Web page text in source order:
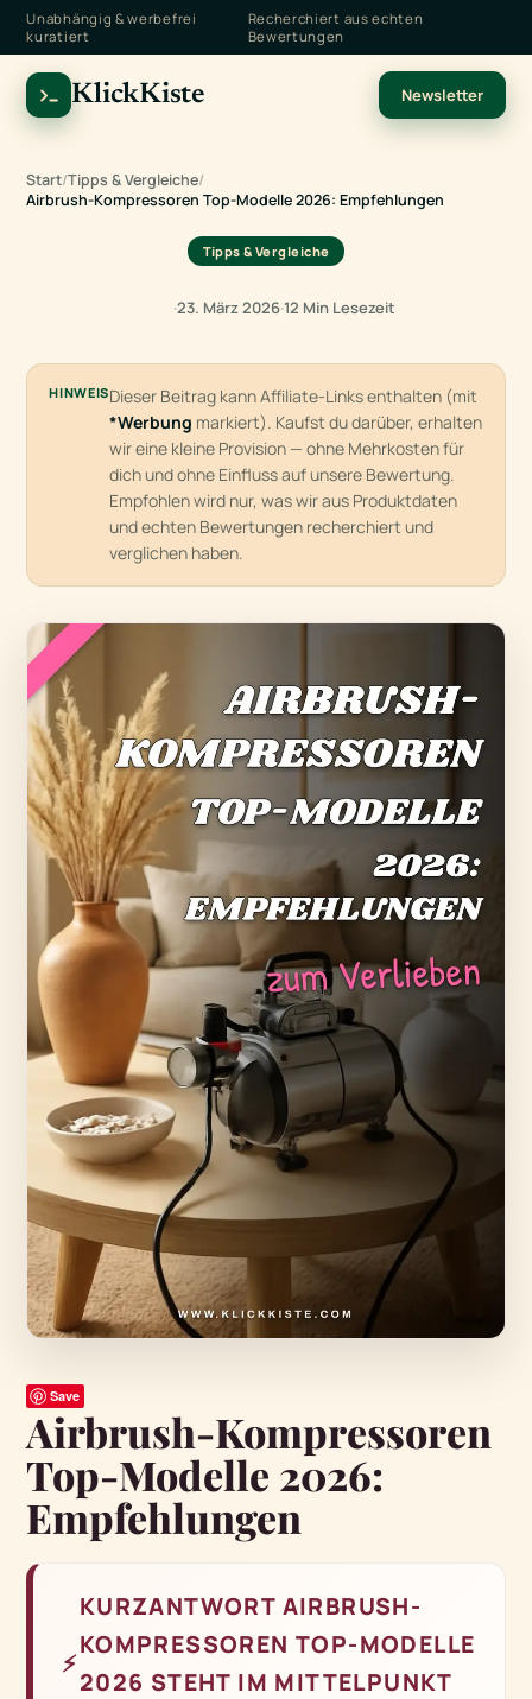
Unabhängig & werbefrei
kuratiert
Recherchiert aus echten
Bewertungen
KlickKiste Newsletter
Start/Tipps & Vergleiche/
Airbrush-Kompressoren Top-Modelle 2026: Empfehlungen
Tipps & Vergleiche
·23. März 2026·12 Min Lesezeit
HINWEISDieser Beitrag kann Affiliate-Links enthalten (mit
*Werbung markiert). Kaufst du darüber, erhalten
wir eine kleine Provision — ohne Mehrkosten für
dich und ohne Einfluss auf unsere Bewertung.
Empfohlen wird nur, was wir aus Produktdaten
und echten Bewertungen recherchiert und
verglichen haben.
Save
Airbrush-Kompressoren
Top-Modelle 2026:
Empfehlungen
⚡
KURZANTWORT AIRBRUSH-
KOMPRESSOREN TOP-MODELLE
2026 STEHT IM MITTELPUNKT